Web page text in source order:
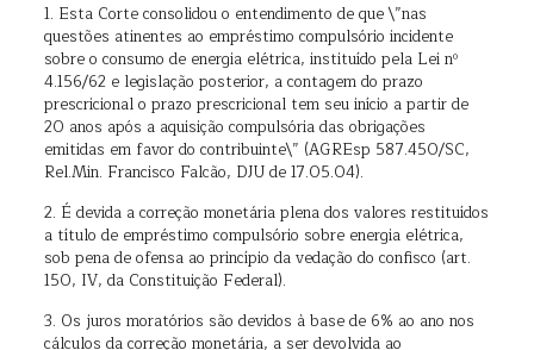
1. Esta Corte consolidou o entendimento de que \”nas
questões atinentes ao empréstimo compulsório incidente
sobre o consumo de energia elétrica, instituído pela Lei nº
4.156/62 e legislação posterior, a contagem do prazo
prescricional o prazo prescricional tem seu início a partir de
20 anos após a aquisição compulsória das obrigações
emitidas em favor do contribuinte\” (AGREsp 587.450/SC,
Rel.Min. Francisco Falcão, DJU de 17.05.04).
2. É devida a correção monetária plena dos valores restituídos
a título de empréstimo compulsório sobre energia elétrica,
sob pena de ofensa ao princípio da vedação do confisco (art.
150, IV, da Constituição Federal).
3. Os juros moratórios são devidos à base de 6% ao ano nos
cálculos da correção monetária, a ser devolvida ao